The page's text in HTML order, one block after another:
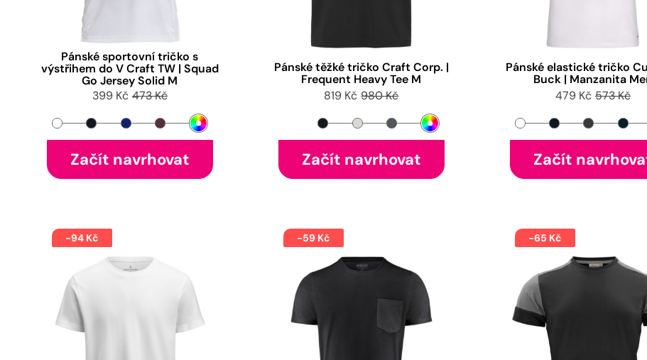
Pánské sportovní tričko s
výstřihem do V Craft TW | Squad
Go Jersey Solid M
399 Kč 473 Kč
Začít navrhovat
Pánské těžké tričko Craft Corp. |
Frequent Heavy Tee M
819 Kč 980 Kč
Začít navrhovat
Pánské elastické tričko
Buck | Manzanita
479 Kč 573 Kč
Začít
-94 Kč -59 Kč -65 Kč